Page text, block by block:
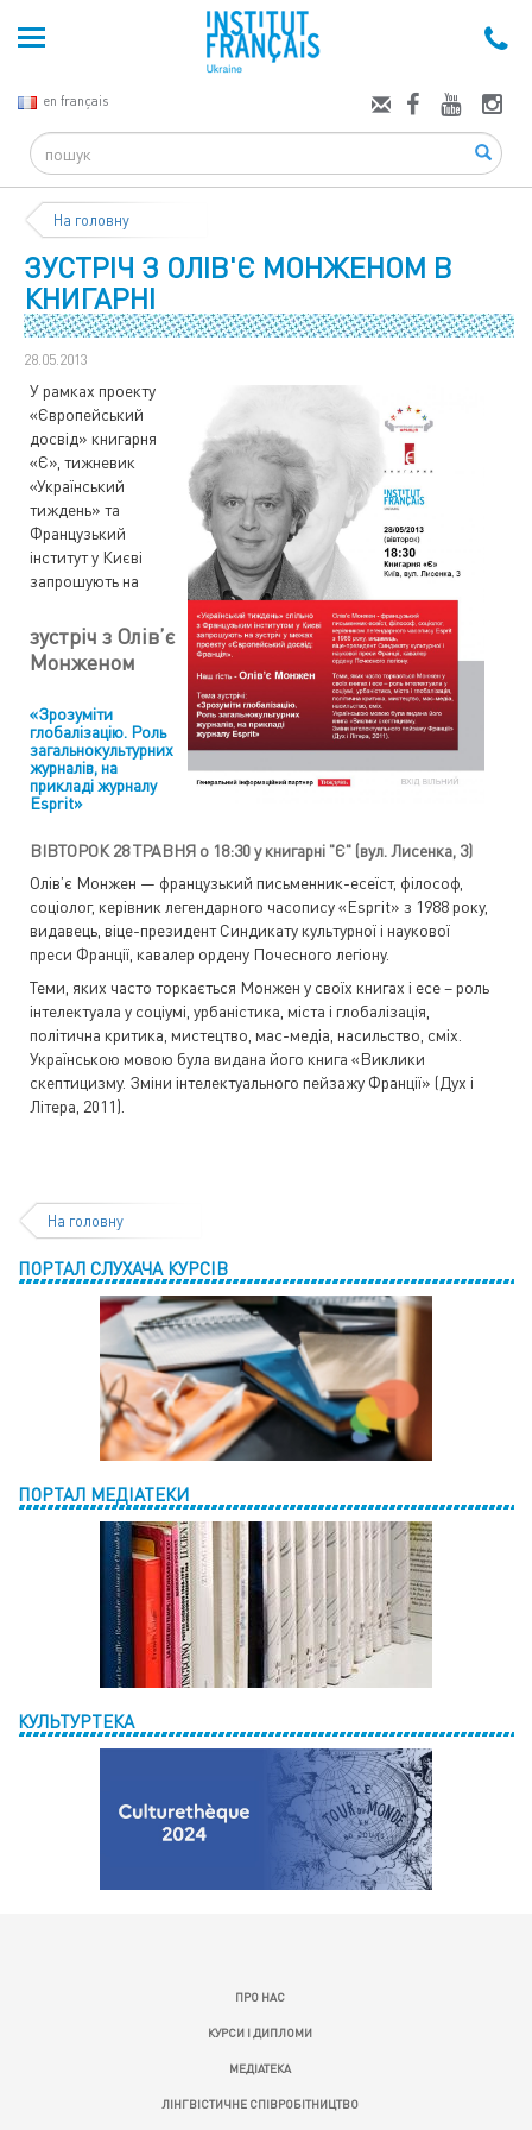
en français
Search
На головну
ЗУСТРІЧ З ОЛІВ'Є МОНЖЕНОМ В
КНИГАРНІ
28.05.2013
У рамках проекту
«Європейський
досвід» книгарня
«Є», тижневик
«Український
тиждень» та
Французький
інститут у Києві
запрошують на
зустріч з Олів’є
Монженом
«Зрозуміти
глобалізацію. Роль
загальнокультурних
журналів, на
прикладі журналу
Esprit»
ВІВТОРОК 28 ТРАВНЯ о 18:30 у книгарні "Є" (вул. Лисенка, 3)
Олів’є Монжен — французький письменник-есеїст, філософ,
соціолог, керівник легендарного часопису «Esprit» з 1988 року,
видавець, віце-президент Синдикату культурної і наукової
преси Франції, кавалер ордену Почесного легіону.
Теми, яких часто торкається Монжен у своїх книгах і есе – роль
інтелектуала у соціумі, урбаністика, міста і глобалізація,
політична критика, мистецтво, мас-медіа, насильство, сміх.
Українською мовою була видана його книга «Виклики
скептицизму. Зміни інтелектуального пейзажу Франції» (Дух і
Літера, 2011).
На головну
ПОРТАЛ СЛУХАЧА КУРСІВ
ПОРТАЛ МЕДІАТЕКИ
КУЛЬТУРТЕКА
ПРО НАС
КУРСИ І ДИПЛОМИ
МЕДІАТЕКА
ЛІНГВІСТИЧНЕ СПІВРОБІТНИЦТВО